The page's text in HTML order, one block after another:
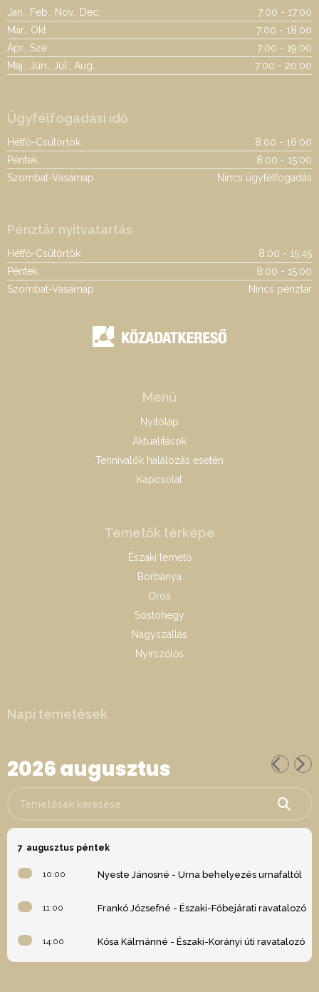
Jan., Feb., Nov., Dec.
7:00 - 17:00
Már., Okt.
7:00 - 18:00
Ápr., Sze.
7:00 - 19:00
Máj., Jún., Júl., Aug.
7:00 - 20:00
Ügyfélfogadási idő
Hétfő-Csütörtök
8:00 - 16:00
Péntek
8:00 - 15:00
Szombat-Vasárnap
Nincs ügyfélfogadás
Pénztár nyitvatartás
Hétfő-Csütörtök
8:00 - 15:45
Péntek
8:00 - 15:00
Szombat-Vasárnap
Nincs pénztár
Menü
Nyitólap
Aktualitások
Tennivalók halálozás esetén
Kapcsolat
Temetők térképe
Északi temető
Borbánya
Oros
Sóstóhegy
Nagyszállás
Nyírszőlős
Napi temetések
2026 augusztus
7 augusztus péntek
10:00 Nyeste Jánosné - Urna behelyezés urnafaltól
11:00 Frankó Józsefné - Északi-Főbejárati ravatalozó
14:00 Kósa Kálmánné - Északi-Korányi úti ravatalozó